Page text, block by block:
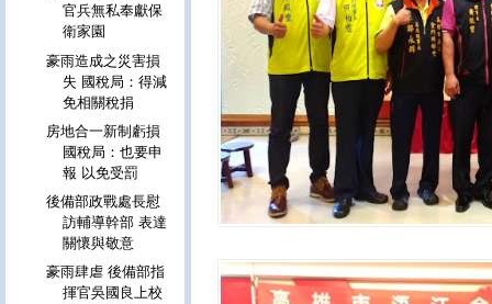
官兵無私奉獻保
衛家園
豪雨造成之災害損
失 國稅局：得減
免相關稅捐
房地合一新制虧損
國稅局：也要申
報 以免受罰
後備部政戰處長慰
訪輔導幹部 表達
關懷與敬意
豪雨肆虐 後備部指
揮官吳國良上校